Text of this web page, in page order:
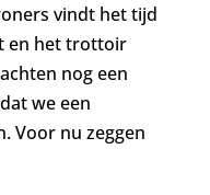
vindt het tijd
en het trottoir
nog een
we een
Voor nu zeggen